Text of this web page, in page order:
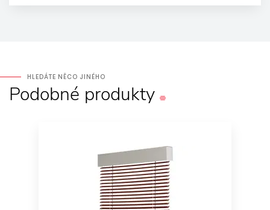
HLEDÁTE NĚCO JINÉHO
Podobné produkty